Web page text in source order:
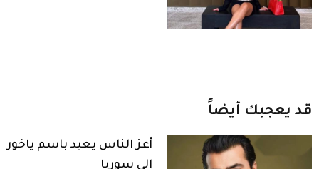
قد يعجبك أيضاً
أعز الناس يعيد باسم ياخور
إلى سوريا